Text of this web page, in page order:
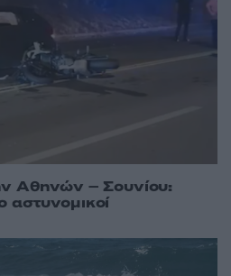
Αθηνών – Σουνίου:
αστυνομικοί